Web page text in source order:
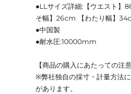
●LLサイズ詳細:【ウエスト】
そ幅】26cm 【わたり幅】
●中国製
●耐水圧:10000mm
【商品の購入にあたっての注意
※弊社独自の採寸・計量方法
があります。